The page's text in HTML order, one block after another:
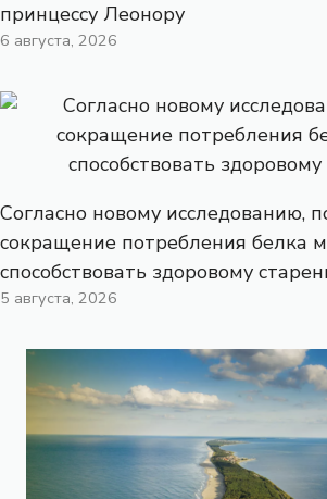
принцессу Леонору
6 августа, 2026
Согласно новому исследованию,
сокращение потребления белка
способствовать здоровому
5 августа, 2026